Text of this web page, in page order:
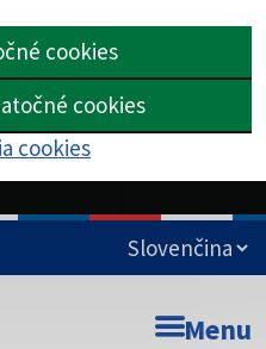
cookies
cookies
cookies
Menu